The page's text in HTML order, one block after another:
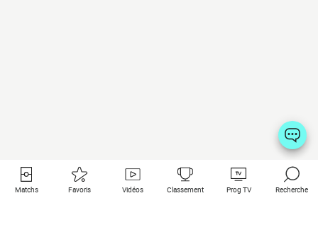
Matchs Favoris Vidéos Classement Prog TV Recherche